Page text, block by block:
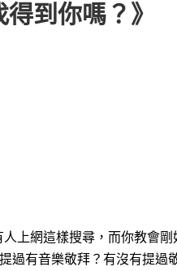
到你嗎？》
人上網這樣搜尋，而你教會
過有音樂敬拜？有沒有提